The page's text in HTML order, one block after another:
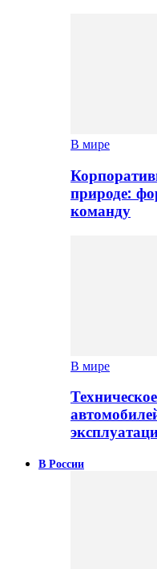
В мире
природе:
команду
В мире
В России